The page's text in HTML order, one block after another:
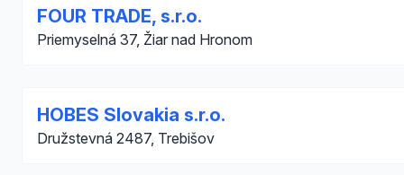
FOUR TRADE, s.r.o.
Priemyselná 37, Žiar nad Hronom
HOBES Slovakia s.r.o.
Družstevná 2487, Trebišov